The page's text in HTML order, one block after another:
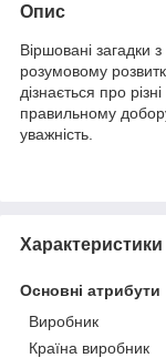
Опис
Віршовані
розумовому
дізнається про
правильному
уважність.
Характеристики
Основні атрибути
Виробник
Країна виробник